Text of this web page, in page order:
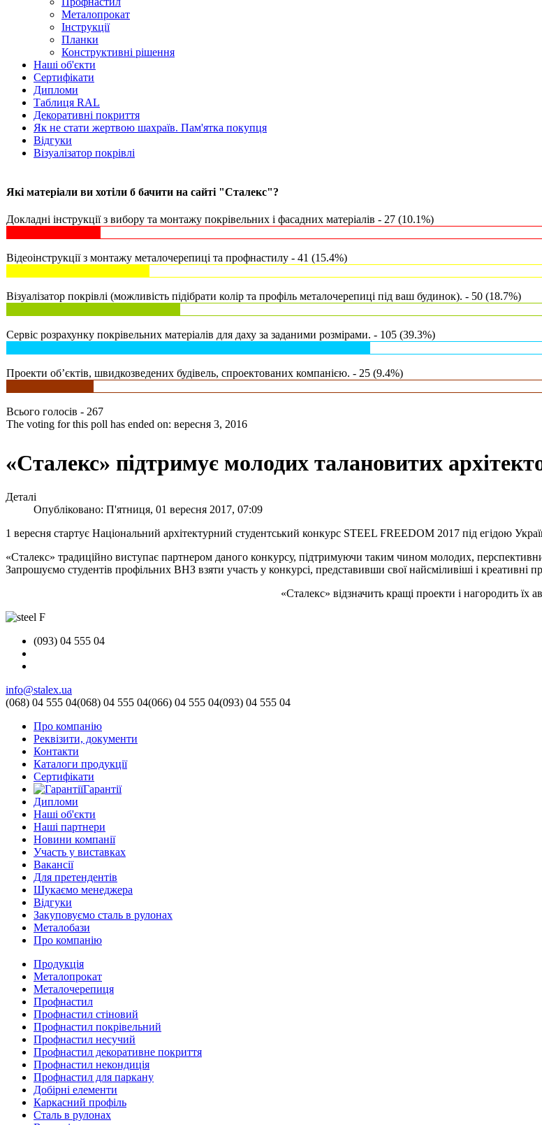
Металопрокат
Інструкції
Планки
Конструктивні рішення
Наші об'єкти
Сертифікати
Дипломи
Таблиця RAL
Декоративні покриття
Як не стати жертвою шахраїв. Пам'ятка покупця
Відгуки
Візуалізатор покрівлі
Які матеріали ви хотіли б бачити на сайті "Сталекс"?
Докладні інструкції з вибору та монтажу покрівельних і фасадних матеріалів - 27 (10.1%)
Відеоінструкції з монтажу металочерепиці та профнастилу - 41 (15.4%)
Візуалізатор покрівлі (можливість підібрати колір та профіль металочерепиці під ваш будинок). - 50 (18.7%)
Сервіс розрахунку покрівельних матеріалів для даху за заданими розмірами. - 105 (39.3%)
Проекти об’єктів, швидкозведених будівель, спроектованих компанією. - 25 (9.4%)
Всього голосів - 267
The voting for this poll has ended on: вересня 3, 2016
«Сталекс» підтримує молодих талановитих
Деталі
Опубліковано: П'ятниця, 01 вересня 2017, 07:09
1 вересня стартує Національний архітектурний студентський конкурс STEEL FREEDOM 2017 під егідою
«Сталекс» традиційно виступає партнером даного конкурсу, підтримуючи таким чином молодих,
Запрошуємо студентів профільних ВНЗ взяти участь у конкурсі, представивши свої найсміливіші і креативні
«Сталекс» відзначить кращі проекти і нагородить їх
(093) 04 555 04
info@stalex.ua
(068) 04 555 04(068) 04 555 04(066) 04 555 04(093) 04 555 04
Про компанію
Реквізити, документи
Контакти
Каталоги продукції
Сертифікати
Гарантії
Дипломи
Наші об'єкти
Наші партнери
Новини компанії
Участь у виставках
Вакансії
Для претендентів
Шукаємо менеджера
Відгуки
Закуповуємо сталь в рулонах
Металобази
Про компанію
Продукція
Металопрокат
Металочерепиця
Профнастил
Профнастил стіновий
Профнастил покрівельний
Профнастил несучий
Профнастил декоративне покриття
Профнастил некондиція
Профнастил для паркану
Добірні елементи
Каркасний профіль
Сталь в рулонах